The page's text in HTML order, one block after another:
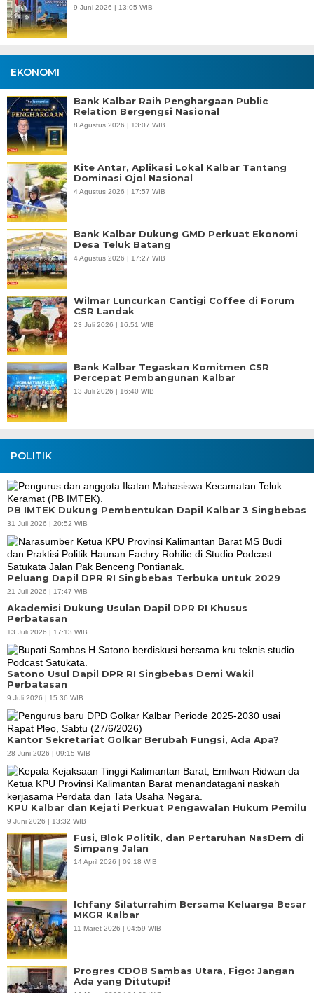
9 Juni 2026 | 13:05 WIB
EKONOMI
Bank Kalbar Raih Penghargaan Public
Relation Bergengsi Nasional
8 Agustus 2026 | 13:07 WIB
Kite Antar, Aplikasi Lokal Kalbar Tantang
Dominasi Ojol Nasional
4 Agustus 2026 | 17:57 WIB
Bank Kalbar Dukung GMD Perkuat Ekonomi
Desa Teluk Batang
4 Agustus 2026 | 17:27 WIB
Wilmar Luncurkan Cantigi Coffee di Forum
CSR Landak
23 Juli 2026 | 16:51 WIB
Bank Kalbar Tegaskan Komitmen CSR
Percepat Pembangunan Kalbar
13 Juli 2026 | 16:40 WIB
POLITIK
PB IMTEK Dukung Pembentukan Dapil Kalbar 3 Singbebas
31 Juli 2026 | 20:52 WIB
Peluang Dapil DPR RI Singbebas Terbuka untuk 2029
21 Juli 2026 | 17:47 WIB
Akademisi Dukung Usulan Dapil DPR RI Khusus
Perbatasan
13 Juli 2026 | 17:13 WIB
Satono Usul Dapil DPR RI Singbebas Demi Wakil
Perbatasan
9 Juli 2026 | 15:36 WIB
Kantor Sekretariat Golkar Berubah Fungsi, Ada Apa?
28 Juni 2026 | 09:15 WIB
KPU Kalbar dan Kejati Perkuat Pengawalan Hukum Pemilu
9 Juni 2026 | 13:32 WIB
Fusi, Blok Politik, dan Pertaruhan NasDem di
Simpang Jalan
14 April 2026 | 09:18 WIB
Ichfany Silaturrahim Bersama Keluarga Besar
MKGR Kalbar
11 Maret 2026 | 04:59 WIB
Progres CDOB Sambas Utara, Figo: Jangan
Ada yang Ditutupi!